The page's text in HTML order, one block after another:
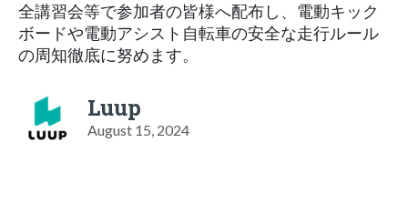
全講習会等で参加者の皆様へ配布し、電動キック
ボードや電動アシスト自転車の安全な走行ルール
の周知徹底に努めます。
Luup
August 15, 2024